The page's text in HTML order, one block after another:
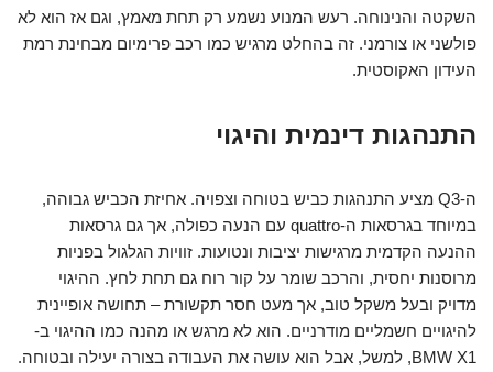
השקטה והנינוחה. רעש המנוע נשמע רק תחת מאמץ, וגם אז הוא לא
פולשני או צורמני. זה בהחלט מרגיש כמו רכב פרימיום מבחינת רמת
העידון האקוסטית.
התנהגות דינמית והיגוי
ה-Q3 מציע התנהגות כביש בטוחה וצפויה. אחיזת הכביש גבוהה,
במיוחד בגרסאות ה-quattro עם הנעה כפולה, אך גם גרסאות
ההנעה הקדמית מרגישות יציבות ונטועות. זוויות הגלגול בפניות
מרוסנות יחסית, והרכב שומר על קור רוח גם תחת לחץ. ההיגוי
מדויק ובעל משקל טוב, אך מעט חסר תקשורת – תחושה אופיינית
להיגויים חשמליים מודרניים. הוא לא מרגש או מהנה כמו ההיגוי ב-
BMW X1, למשל, אבל הוא עושה את העבודה בצורה יעילה ובטוחה.